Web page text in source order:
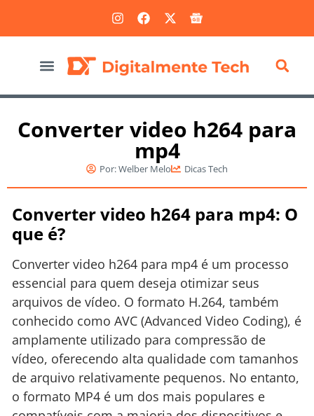
Converter video h264 para
mp4
Por:Welber Melo Dicas Tech
Converter video h264 para mp4: O
que é?
Converter video h264 para mp4 é um processo
essencial para quem deseja otimizar seus
arquivos de vídeo. O formato H.264, também
conhecido como AVC (Advanced Video Coding), é
amplamente utilizado para compressão de
vídeo, oferecendo alta qualidade com tamanhos
de arquivo relativamente pequenos. No entanto,
o formato MP4 é um dos mais populares e